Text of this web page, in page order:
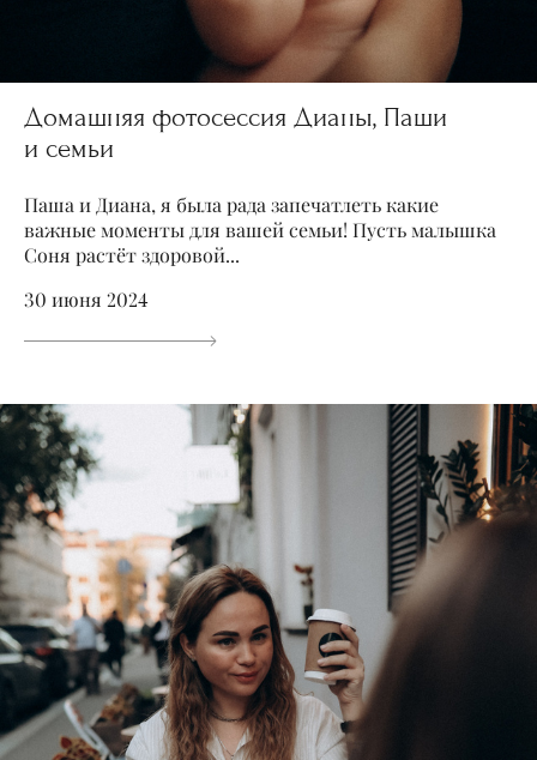
Домашняя фотосессия Дианы, Паши
и семьи
Паша и Диана, я была рада запечатлеть какие
важные моменты для вашей семьи! Пусть малышка
Соня растёт здоровой...
30 июня 2024